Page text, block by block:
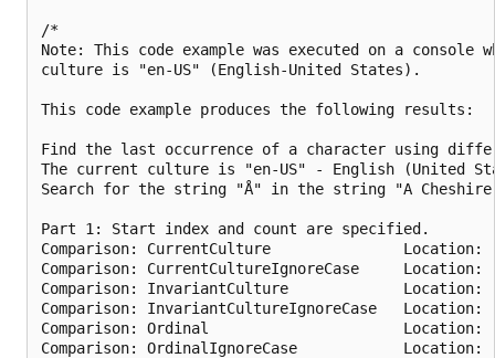
/*
Note: This code example was executed on a console
culture is "en-US" (English-United States).
This code example produces the following results:
Find the last occurrence of a character using
The current culture is "en-US" - English (United
Search for the string "Å" in the string "A
Part 1: Start index and count are specified.
Comparison: CurrentCulture               Location:
Comparison: CurrentCultureIgnoreCase     Location:
Comparison: InvariantCulture             Location:
Comparison: InvariantCultureIgnoreCase   Location:
Comparison: Ordinal                      Location:
Comparison: OrdinalIgnoreCase            Location: